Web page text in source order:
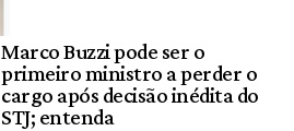
Marco Buzzi pode ser o
primeiro ministro a perder o
cargo após decisão inédita do
STJ; entenda